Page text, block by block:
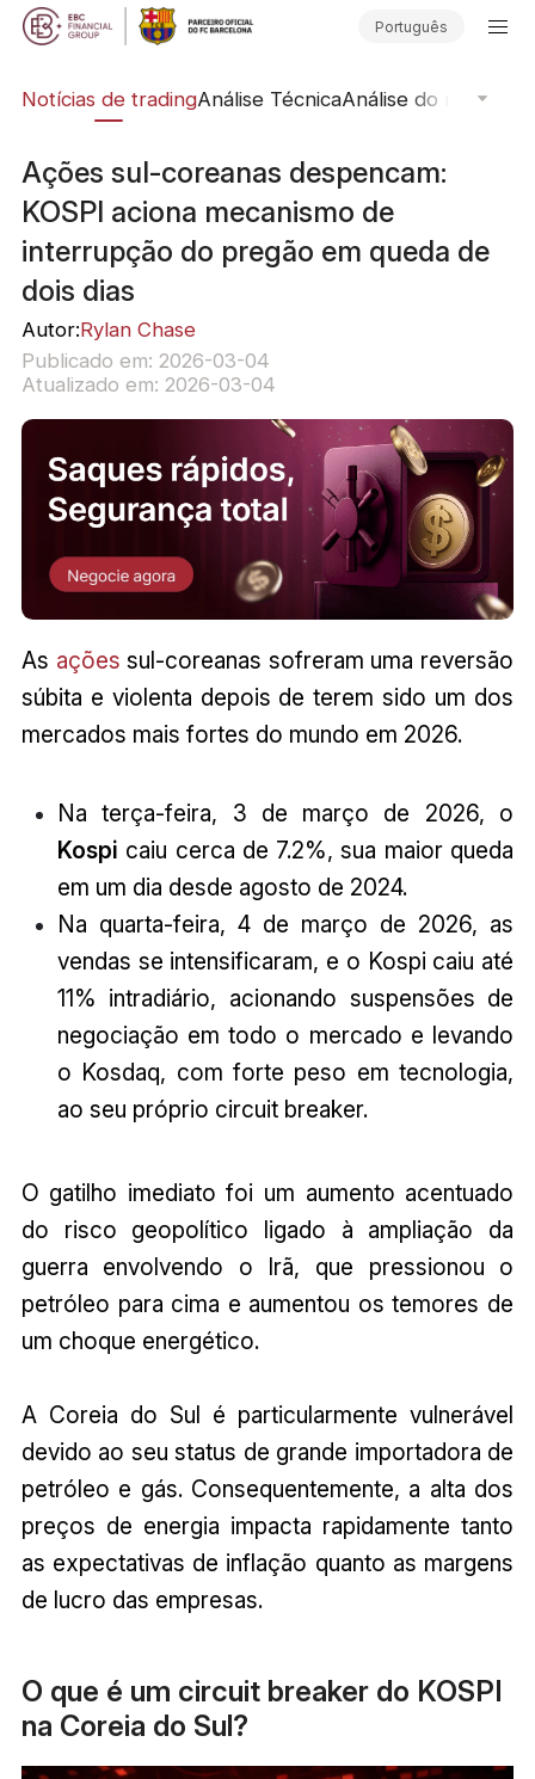
Português
Notícias de tradingAnálise TécnicaAnálise do mercado
Ações sul-coreanas despencam:
KOSPI aciona mecanismo de
interrupção do pregão em queda de
dois dias
Autor:Rylan Chase
Publicado em: 2026-03-04
Atualizado em: 2026-03-04
As ações sul-coreanas sofreram uma reversão
súbita e violenta depois de terem sido um dos
mercados mais fortes do mundo em 2026.
Na terça-feira, 3 de março de 2026, o
Kospi caiu cerca de 7.2%, sua maior queda
em um dia desde agosto de 2024.
Na quarta-feira, 4 de março de 2026, as
vendas se intensificaram, e o Kospi caiu até
11% intradiário, acionando suspensões de
negociação em todo o mercado e levando
o Kosdaq, com forte peso em tecnologia,
ao seu próprio circuit breaker.
O gatilho imediato foi um aumento acentuado
do risco geopolítico ligado à ampliação da
guerra envolvendo o Irã, que pressionou o
petróleo para cima e aumentou os temores de
um choque energético.
A Coreia do Sul é particularmente vulnerável
devido ao seu status de grande importadora de
petróleo e gás. Consequentemente, a alta dos
preços de energia impacta rapidamente tanto
as expectativas de inflação quanto as margens
de lucro das empresas.
O que é um circuit breaker do KOSPI
na Coreia do Sul?